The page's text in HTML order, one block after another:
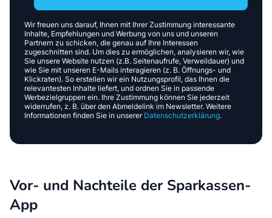
Wir freuen uns darauf, Ihnen mit Ihrer Zustimmung interessante
Inhalte, Empfehlungen und Werbung von uns und unseren
Partnern zu schicken, die genau auf Ihre Interessen
zugeschnitten sind. Um dies zu ermöglichen, analysieren wir, wie
Sie unsere Website nutzen (z.B. Seitenaufrufe, Verweildauer) und
wie Sie mit unseren E-Mails interagieren (z. B. Öffnungs- und
Klickraten). So erstellen wir ein Nutzungsprofil, das Ihnen die
relevantesten Inhalte liefert, und ordnen Sie in passende
Werbezielgruppen ein. Ihre Zustimmung können Sie jederzeit
widerrufen, z. B. über den Abmeldelink im Newsletter. Weitere
Informationen finden Sie in unserer Datenschutzerklärung.
Vor- und Nachteile der Sparkassen-
App